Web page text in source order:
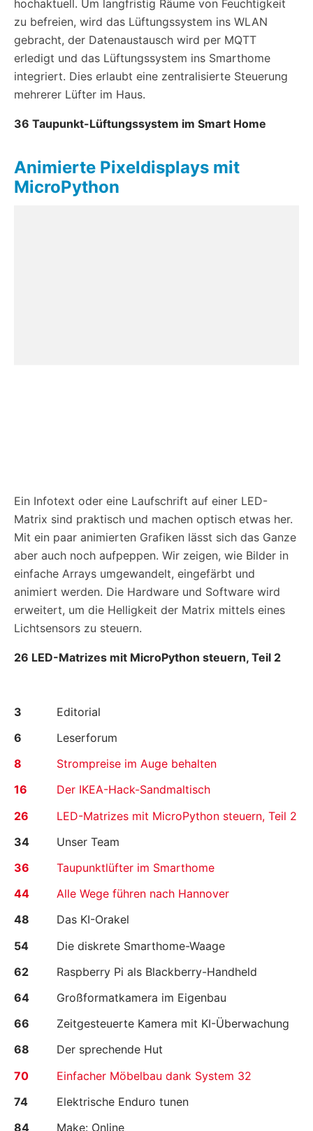
hochaktuell. Um langfristig Räume von Feuchtigkeit
zu befreien, wird das Lüftungssystem ins WLAN
gebracht, der Datenaustausch wird per MQTT
erledigt und das Lüftungssystem ins Smarthome
integriert. Dies erlaubt eine zentralisierte Steuerung
mehrerer Lüfter im Haus.
36 Taupunkt-Lüftungssystem im Smart Home
Animierte Pixeldisplays mit
MicroPython
Ein Infotext oder eine Laufschrift auf einer LED-
Matrix sind praktisch und machen optisch etwas her.
Mit ein paar animierten Grafiken lässt sich das Ganze
aber auch noch aufpeppen. Wir zeigen, wie Bilder in
einfache Arrays umgewandelt, eingefärbt und
animiert werden. Die Hardware und Software wird
erweitert, um die Helligkeit der Matrix mittels eines
Lichtsensors zu steuern.
26 LED-Matrizes mit MicroPython steuern, Teil 2
Editorial
3
Leserforum
6
Strompreise im Auge behalten
8
Der IKEA-Hack-Sandmaltisch
16
LED-Matrizes mit MicroPython steuern, Teil 2
26
Unser Team
34
Taupunktlüfter im Smarthome
36
Alle Wege führen nach Hannover
44
Das KI-Orakel
48
Die diskrete Smarthome-Waage
54
Raspberry Pi als Blackberry-Handheld
62
Großformatkamera im Eigenbau
64
Zeitgesteuerte Kamera mit KI-Überwachung
66
Der sprechende Hut
68
Einfacher Möbelbau dank System 32
70
Elektrische Enduro tunen
74
Make: Online
84